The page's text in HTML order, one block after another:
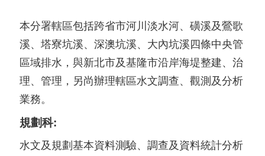
本分署轄區包括跨省市河川淡水河、磺溪及鶯歌
溪、塔寮坑溪、深澳坑溪、大內坑溪四條中央管
區域排水，與新北市及基隆市沿岸海堤整建、治
理、管理，另尚辦理轄區水文調查、觀測及分析
業務。
規劃科:
水文及規劃基本資料測驗、調查及資料統計分析